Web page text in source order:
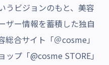
うビジョンのもと、美容
ザー情報を蓄積した独自
合サイト「＠cosme」
プ「@cosme STORE」